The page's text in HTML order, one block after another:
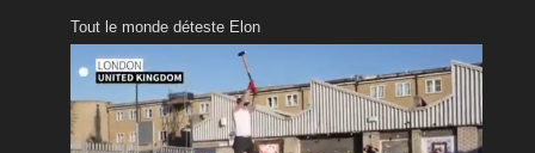
Tout le monde déteste Elon